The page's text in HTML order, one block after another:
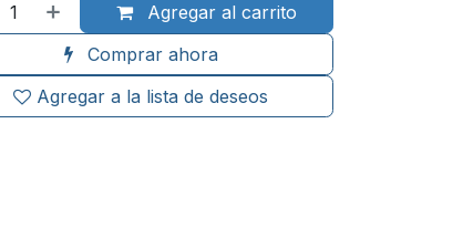
Agregar al carrito
Comprar ahora
Agregar a la lista de deseos